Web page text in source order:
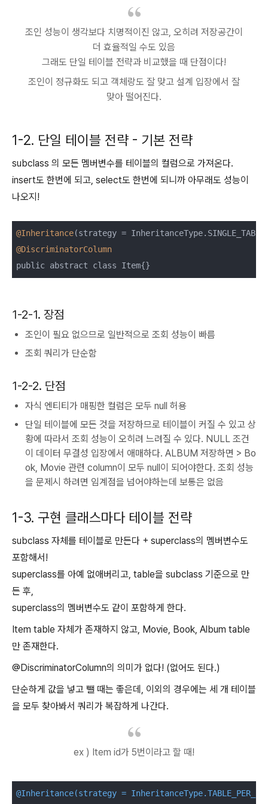
조인 성능이 생각보다 치명적이진 않고, 오히려 저장공간이
더 효율적일 수도 있음
그래도 단일 테이블 전략과 비교했을 때 단점이다!
조인이 정규화도 되고 객체랑도 잘 맞고 설계 입장에서 잘
맞아 떨어진다.
1-2. 단일 테이블 전략 - 기본 전략
subclass 의 모든 멤버변수를 테이블의 컬럼으로 가져온다.
insert도 한번에 되고, select도 한번에 되니까 아무래도 성능이
나오지!
@Inheritance
@DiscriminatorColumn
public abstract class Item{}
1-2-1. 장점
조인이 필요 없으므로 일반적으로 조회 성능이 빠름
조회 쿼리가 단순함
1-2-2. 단점
자식 엔티티가 매핑한 컬럼은 모두 null 허용
단일 테이블에 모든 것을 저장하므로 테이블이 커질 수 있고 상
황에 따라서 조회 성능이 오히려 느려질 수 있다. NULL 조건
이 데이터 무결성 입장에서 애매하다. ALBUM 저장하면 > Bo
ok, Movie 관련 column이 모두 null이 되어야한다. 조회 성능
을 문제시 하려면 임계점을 넘어야하는데 보통은 없음
1-3. 구현 클래스마다 테이블 전략
subclass 자체를 테이블로 만든다 + superclass의 멤버변수도
포함해서!
superclass를 아예 없애버리고, table을 subclass 기준으로 만
든 후,
superclass의 멤버변수도 같이 포함하게 한다.
Item table 자체가 존재하지 않고, Movie, Book, Album table
만 존재한다.
@DiscriminatorColumn의 의미가 없다! (없어도 된다.)
단순하게 값을 넣고 뺄 때는 좋은데, 이외의 경우에는 세 개 테이블
을 모두 찾아봐서 쿼리가 복잡하게 나간다.
ex ) Item id가 5번이라고 할 때!
@Inheritance(strategy =